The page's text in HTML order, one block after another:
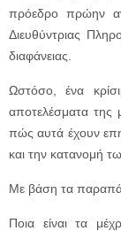
πρόεδρο πρώην
Διευθύντριας
διαφάνειας.
Ωστόσο, ένα
αποτελέσματα της
πώς αυτά έχουν
και την κατανομή
Με βάση τα
Ποια είναι τα